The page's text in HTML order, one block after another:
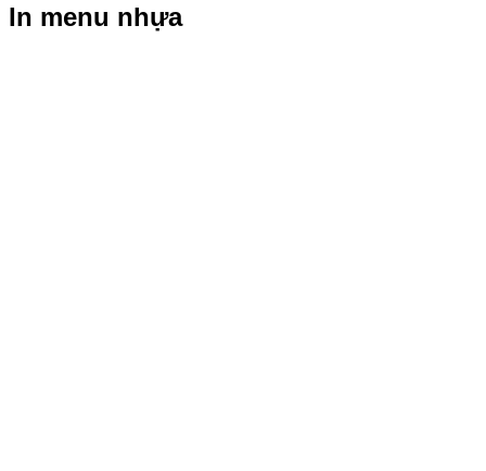
In menu nhựa